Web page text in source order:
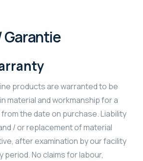
Garantie
products are warranted to be
material and workmanship for a
the date on purchase. Liability
/ or replacement of material
after examination by our facility
period. No claims for labour,